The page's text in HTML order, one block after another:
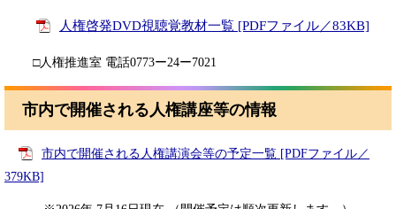
人権啓発DVD視聴覚教材一覧 [PDFファイル／83KB]
□人権推進室 電話0773ー24ー7021
市内で開催される人権講座等の情報
市内で開催される人権講演会等の予定一覧 [PDFファイル／
379KB]